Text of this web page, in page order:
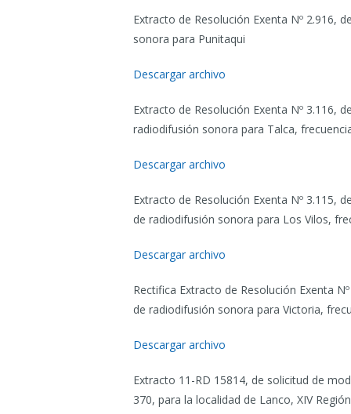
Extracto de Resolución Exenta Nº 2.916,
sonora para Punitaqui
Descargar archivo
Extracto de Resolución Exenta Nº 3.116,
radiodifusión sonora para Talca,
Descargar archivo
Extracto de Resolución Exenta Nº 3.115,
de radiodifusión sonora para Los Vilos,
Descargar archivo
Rectifica Extracto de Resolución Exenta
de radiodifusión sonora para Victoria,
Descargar archivo
Extracto 11-RD 15814, de solicitud de
370, para la localidad de Lanco, XIV Región